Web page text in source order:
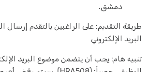
دمشق.
طريقة التقديم: على الراغبين بالتقدم إرسال
البريد الإلكتروني
تنبيه هام: يجب أن يتضمن موضوع البريد